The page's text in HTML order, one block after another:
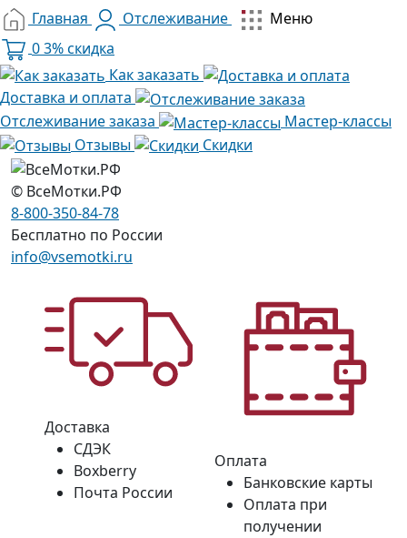
Главная
Отслеживание
Меню
03% скидка
Как заказать
Доставка и оплата
Отслеживание заказа
Мастер-классы
Отзывы
Скидки
© ВсеМотки.РФ
8-800-350-84-78
Бесплатно по России
info@vsemotki.ru
Доставка
СДЭК
Boxberry
Почта России
Оплата
Банковские карты
Оплата при
получении